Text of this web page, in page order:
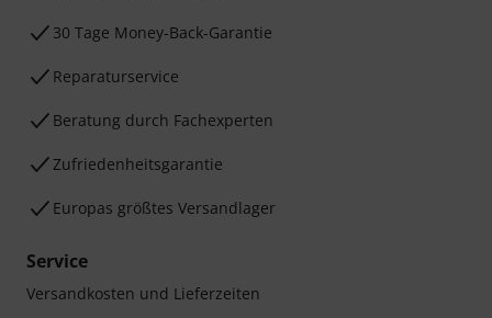
30 Tage Money-Back-Garantie
Reparaturservice
Beratung durch Fachexperten
Zufriedenheitsgarantie
Europas größtes Versandlager
Service
Versandkosten und Lieferzeiten